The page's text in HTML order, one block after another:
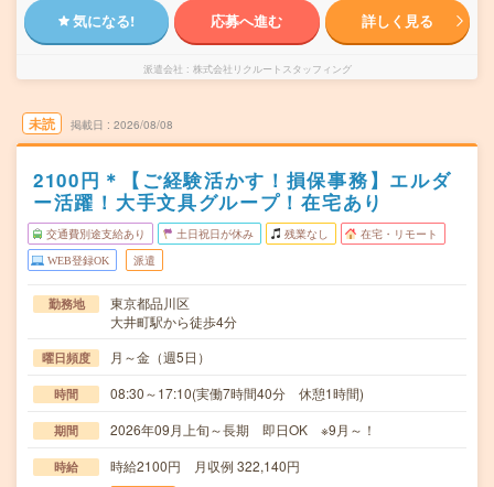
気になる! 応募へ進む 詳しく見る
派遣会社 株式会社リクルートスタッフィング
未読 掲載日 2026/08/08
2100円＊【ご経験活かす！損保事務】エルダ
ー活躍！大手文具グループ！在宅あり
交通費別途支給あり 土日祝日が休み 残業なし 在宅・リモート
WEB登録OK 派遣
勤務地
東京都品川区
大井町駅から徒歩4分
曜日頻度 月～金（週5日）
時間 08:30～17:10(実働7時間40分 休憩1時間)
期間 2026年09月上旬～長期 即日OK ※9月～！
時給 時給2100円 月収例 322,140円